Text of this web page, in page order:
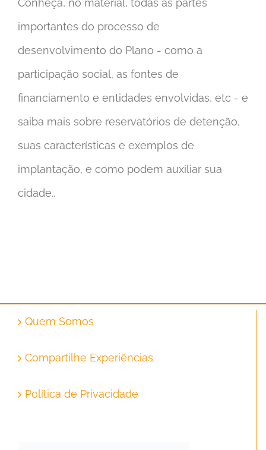
Conheça, no material, todas as partes
importantes do processo de
desenvolvimento do Plano - como a
participação social, as fontes de
financiamento e entidades envolvidas, etc - e
saiba mais sobre reservatórios de detenção,
suas características e exemplos de
implantação, e como podem auxiliar sua
cidade..
Quem Somos
Compartilhe Experiências
Política de Privacidade